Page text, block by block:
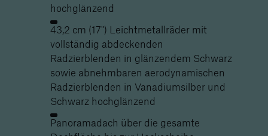
hochglänzend
43,2 cm (17") Leichtmetallräder mit
vollständig abdeckenden
Radzierblenden in glänzendem Schwarz
sowie abnehmbaren aerodynamischen
Radzierblenden in Vanadiumsilber und
Schwarz hochglänzend
Panoramadach über die gesamte